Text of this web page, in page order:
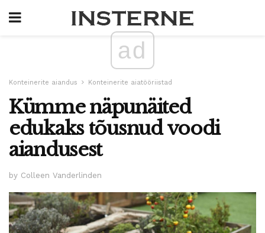
ad
Konteinerite aiandus Konteinerite aiatööriistad
Kümme näpunäited
edukaks tõusnud voodi
aiandusest
by Colleen Vanderlinden